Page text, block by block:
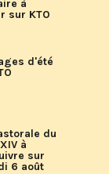
à
sur KTO
d'été
du
à
sur
6 août